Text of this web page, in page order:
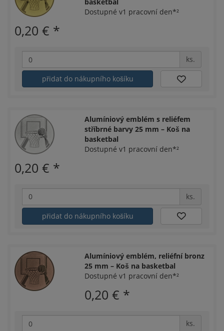
Dostupné v1 pracovní den*²
0,20 € *
ks.
přidat do nákupního košíku
Alumíniový emblém s reliéfem
stříbrné barvy 25 mm – Koš na
basketbal
Dostupné v1 pracovní den*²
0,20 € *
ks.
přidat do nákupního košíku
Alumíniový emblém, reliéfní bronz
25 mm – Koš na basketbal
Dostupné v1 pracovní den*²
0,20 € *
ks.